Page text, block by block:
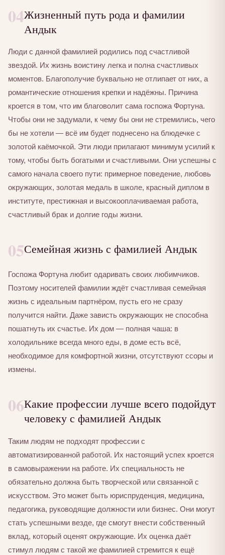
04Жизненный путь рода и фамилии
Андык
Люди с данной фамилией родились под счастливой
звездой. Их жизнь воистину легка и полна счастливых
моментов. Благополучие буквально не отлипает от них, а
романтические отношения крепки и надёжны. Причина
кроется в том, что им благоволит сама госпожа Фортуна.
Чтобы они не задумали, к чему бы они не стремились, чего
бы не хотели — всё им будет поднесено на блюдечке с
золотой каёмочкой. Эти люди прилагают минимум усилий к
тому, чтобы быть богатыми и счастливыми. Они успешны с
самого начала своего пути: примерное поведение, любовь
окружающих, золотая медаль в школе, красный диплом в
институте, престижная и высокооплачиваемая работа,
счастливый брак и долгие годы жизни.
05Семейная жизнь с фамилией Андык
Госпожа Фортуна любит одаривать своих любимчиков.
Поэтому носителей фамилии ждёт счастливая семейная
жизнь с идеальным партнёром, пусть его не сразу
получится найти. Даже зависть окружающих не способна
пошатнуть их счастье. Их дом — полная чаша: в
холодильнике всегда много еды, в доме есть всё,
необходимое для комфортной жизни, отсутствуют ссоры и
измены.
06Какие профессии лучше всего подойдут
человеку с фамилией Андык
Таким людям не подходят профессии с
автоматизированной работой. Их настоящий успех кроется
в самовыражении на работе. Их специальность не
обязательно должна быть творческой или связанной с
искусством. Это может быть юриспруденция, медицина,
педагогика, руководящие должности или бизнес. Они могут
стать успешными везде, где смогут внести собственный
вклад, который оценят окружающие. Их оценка даёт
стимул людям с такой же фамилией стремится к ещё